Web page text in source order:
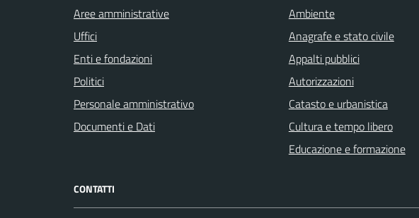
Aree amministrative
Uffici
Enti e fondazioni
Politici
Personale amministrativo
Documenti e Dati
Ambiente
Anagrafe e stato civile
Appalti pubblici
Autorizzazioni
Catasto e urbanistica
Cultura e tempo libero
Educazione e formazione
CONTATTI